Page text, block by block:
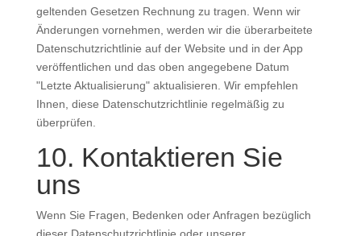
geltenden Gesetzen Rechnung zu tragen. Wenn wir
Änderungen vornehmen, werden wir die überarbeitete
Datenschutzrichtlinie auf der Website und in der App
veröffentlichen und das oben angegebene Datum
"Letzte Aktualisierung" aktualisieren. Wir empfehlen
Ihnen, diese Datenschutzrichtlinie regelmäßig zu
überprüfen.
10. Kontaktieren Sie
uns
Wenn Sie Fragen, Bedenken oder Anfragen bezüglich